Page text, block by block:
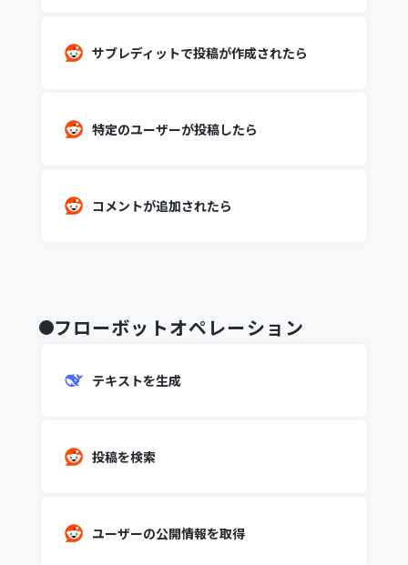
サブレディットで投稿が作成されたら
特定のユーザーが投稿したら
コメントが追加されたら
フローボットオペレーション
テキストを生成
投稿を検索
ユーザーの公開情報を取得